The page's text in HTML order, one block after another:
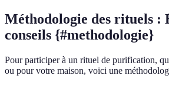
Méthodologie des rituels :
conseils {#methodologie}
Pour participer à un rituel de purification,
ou pour votre maison, voici une